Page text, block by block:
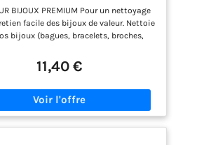
BIJOUX PREMIUM Pour un nettoyage
facile des bijoux de valeur. Nettoie
bijoux (bagues, bracelets, broches,
DOUX ET EFFICACE La formule a un
et élimine en douceur l'oxydation, la
à vos bijoux - sans les abîmer FACILE
Placez les bijoux dans le panier et
11,40 €